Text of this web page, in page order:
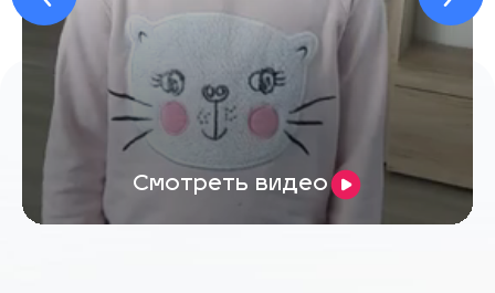
Смотреть видео